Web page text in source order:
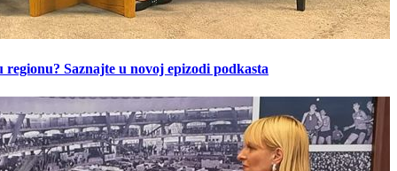
Saznajte u novoj epizodi podkasta